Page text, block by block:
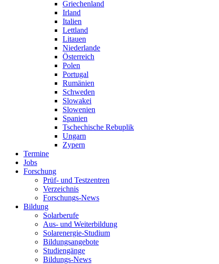
Griechenland
Irland
Italien
Lettland
Litauen
Niederlande
Österreich
Polen
Portugal
Rumänien
Schweden
Slowakei
Slowenien
Spanien
Tschechische Rebuplik
Ungarn
Zypern
Termine
Jobs
Forschung
Prüf- und Testzentren
Verzeichnis
Forschungs-News
Bildung
Solarberufe
Aus- und Weiterbildung
Solarenergie-Studium
Bildungsangebote
Studiengänge
Bildungs-News